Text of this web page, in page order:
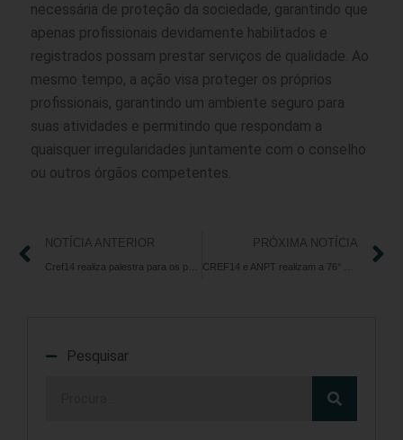
necessária de proteção da sociedade, garantindo que
apenas profissionais devidamente habilitados e
registrados possam prestar serviços de qualidade. Ao
mesmo tempo, a ação visa proteger os próprios
profissionais, garantindo um ambiente seguro para
suas atividades e permitindo que respondam a
quaisquer irregularidades juntamente com o conselho
ou outros órgãos competentes.
NOTÍCIA ANTERIOR PRÓXIMA NOTÍCIA
Pesquisar